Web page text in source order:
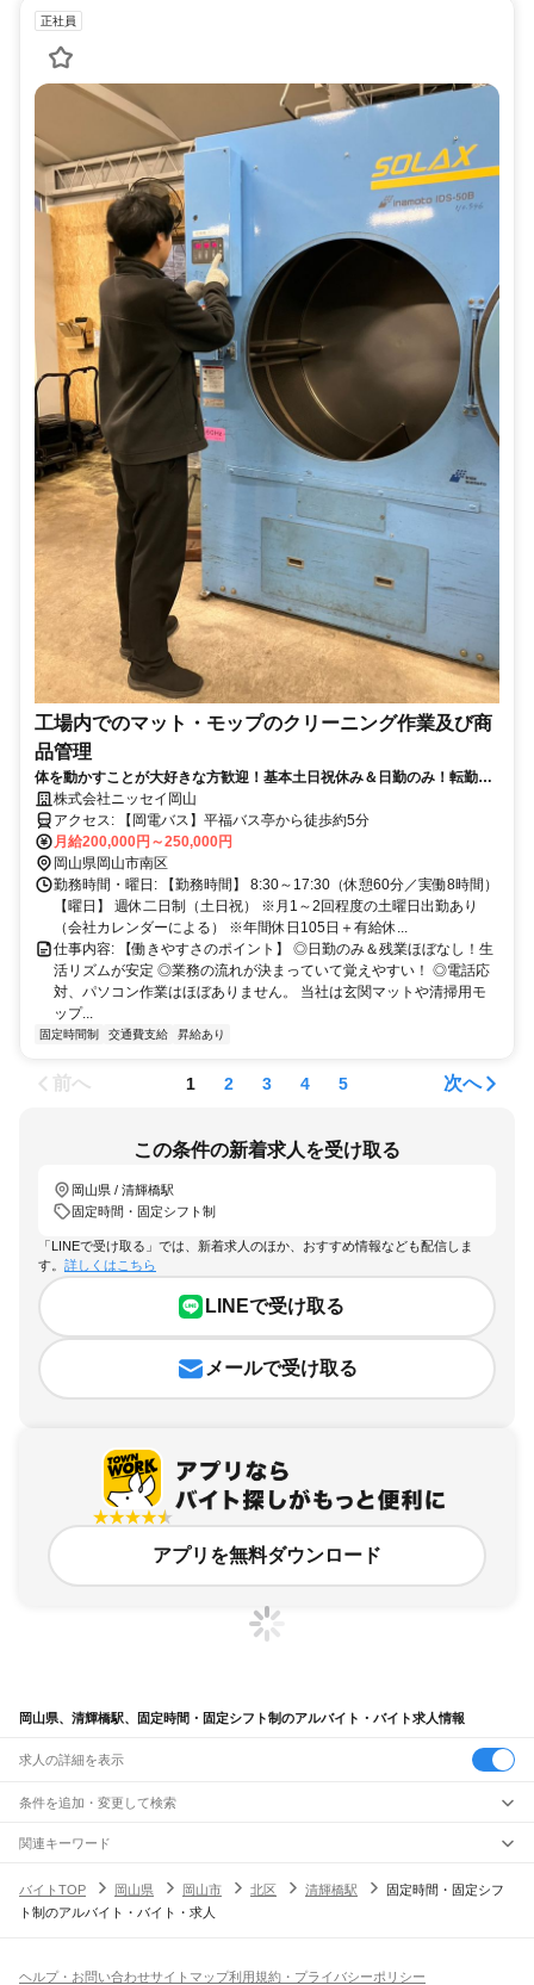
正社員
工場内でのマット・モップのクリーニング作業及び商
品管理
体を動かすことが大好きな方歓迎！基本土日祝休み＆日勤のみ！転勤な
し!残業ほぼなし！
株式会社ニッセイ岡山
アクセス: 【岡電バス】平福バス亭から徒歩約5分
月給200,000円～250,000円
岡山県岡山市南区
勤務時間・曜日: 【勤務時間】 8:30～17:30（休憩60分／実働8時間）
【曜日】 週休二日制（土日祝） ※月1～2回程度の土曜日出勤あり
（会社カレンダーによる） ※年間休日105日＋有給休...
仕事内容: 【働きやすさのポイント】 ◎日勤のみ＆残業ほぼなし！生
活リズムが安定 ◎業務の流れが決まっていて覚えやすい！ ◎電話応
対、パソコン作業はほぼありません。 当社は玄関マットや清掃用モ
ップ...
固定時間制 交通費支給 昇給あり
前へ 1 2 3 4 5 次へ
この条件の新着求人を受け取る
岡山県 / 清輝橋駅
固定時間・固定シフト制
「LINEで受け取る」では、新着求人のほか、おすすめ情報なども配信しま
す。 詳しくはこちら
LINEで受け取る
メールで受け取る
アプリを無料ダウンロード
岡山県、清輝橋駅、固定時間・固定シフト制のアルバイト・バイト求人情報
求人の詳細を表示
条件を追加・変更して検索
市区町村を追加・変更
岡山県すべて
岡山市すべて
駅を追加・変更
JR山陽本線(岡山～三原)
職種を追加・変更
飲食・フードサービスすべて
関連キーワード
バイトTOP
岡山県 岡山市 北区 清輝橋駅
固定時間・固定シフ
ト制のアルバイト・バイト・求人
ヘルプ・お問い合わせサイトマップ利用規約・プライバシーポリシー